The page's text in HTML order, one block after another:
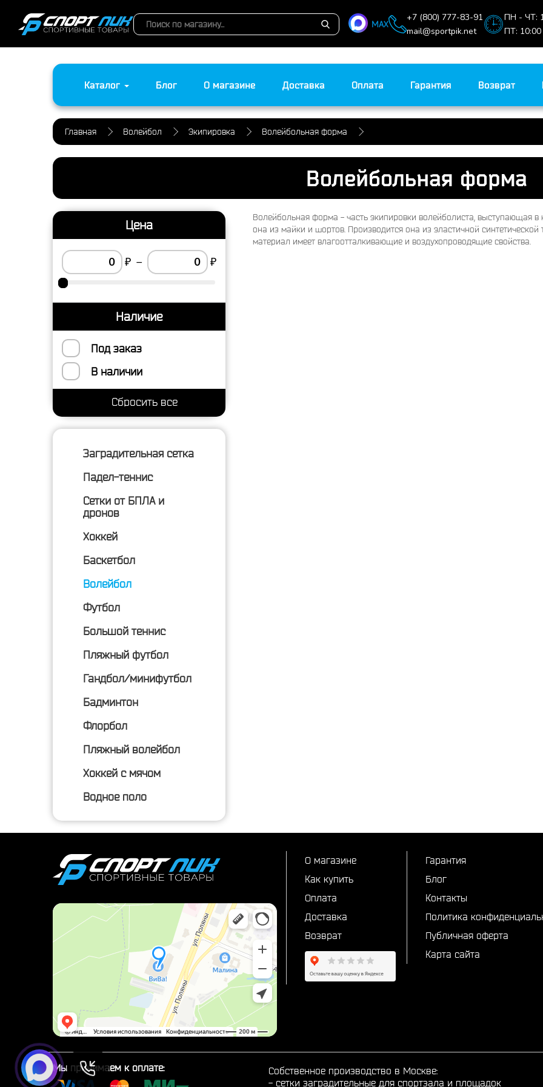
MAX
+7 (800) 777-83-91
mail@sportpik.net
ПН - ЧТ:
ПТ:
Каталог Блог О магазине Доставка Оплата Гарантия Возврат
Главная Волейбол Экипировка Волейбольная форма
Волейбольная форма
Цена
₽ – ₽
Наличие
Под заказ
В наличии
Заградительная сетка
Падел-теннис
Сетки от БПЛА и
дронов
Хоккей
Баскетбол
Волейбол
Футбол
Большой теннис
Пляжный футбол
Гандбол/минифутбол
Бадминтон
Флорбол
Пляжный волейбол
Хоккей с мячом
Водное поло
Волейбольная форма - часть экипировки волейболиста, выступающая в
она из майки и шортов. Производится она из эластичной
материал имеет влагоотталкивающие и воздухопроводящие свойства.
О магазине
Как купить
Оплата
Доставка
Возврат
Гарантия
Блог
Контакты
Политика
Публичная оферта
Карта сайта
Мы принимаем к оплате:
Собственное производство в Москве:
- сетки заградительные для спортзала и площадок